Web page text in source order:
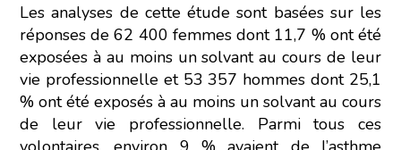
Les analyses de cette étude sont basées sur les
réponses de 62 400 femmes dont 11,7 % ont été
exposées à au moins un solvant au cours de leur
vie professionnelle et 53 357 hommes dont 25,1
% ont été exposés à au moins un solvant au cours
de leur vie professionnelle. Parmi tous ces